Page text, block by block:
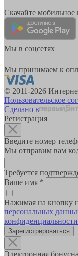
Скачайте
Мы в соцсетях
Мы принимаем к
© 2011-2026
Пользовательское
Сделано в
Регистрация
Введите номер
Мы отправим вам
Требуется
Ваше имя *
Нажимая на кнопку
персональных
конфиденциальности
Зарегистрироваться